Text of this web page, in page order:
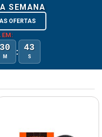
SEMANA
OFERTAS
EM:
30
M : 43
S